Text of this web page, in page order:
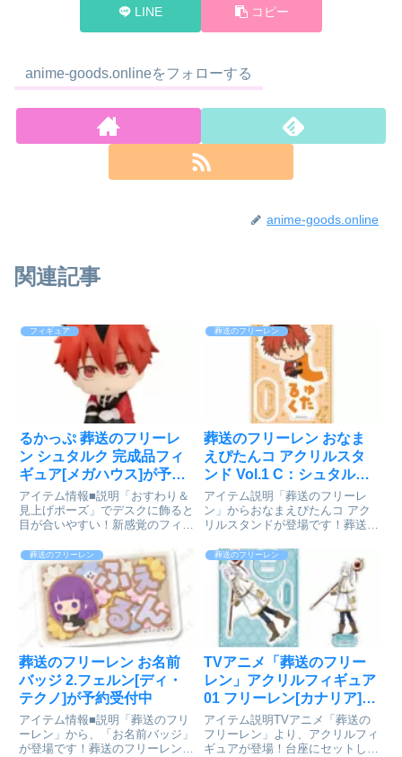
LINE コピー
anime-goods.onlineをフォローする
anime-goods.online
関連記事
フィギュア
るかっぷ 葬送のフリーレ
ン シュタルク 完成品フィ
ギュア[メガハウス]が予約
受付開始
アイテム情報■説明「おすわり＆
見上げポーズ」でデスクに飾ると
目が合いやすい！新感覚のフィギ
かせる！葬送のフリーレン_るか
っぷ シュタルクcolleizeで探す
葬送のフリーレン
葬送のフリーレン おなま
えぴたんコ アクリルスタ
ンド Vol.1 C：シュタルク
[ジーベック]が予約受付開
始
アイテム説明「葬送のフリーレ
ン」からおなまえぴたんコ アク
リルスタンドが登場です！葬送の
クリルスタンド Vol.1 C:シュタル
ク© 山田鐘人・アベツカサ/小学
館colleizeで探す
葬送のフリーレン
葬送のフリーレン お名前
バッジ 2.フェルン[ディ・
テクノ]が予約受付中
アイテム情報■説明「葬送のフリ
ーレン」から、「お名前バッジ」
が登場です！葬送のフリーレン_
葬送のフリーレン
TVアニメ「葬送のフリー
レン」アクリルフィギュア
01 フリーレン[カナリア]が
予約受付開始
アイテム説明TVアニメ「葬送の
フリーレン」より、アクリルフィ
ギュアが登場！台座にセットして